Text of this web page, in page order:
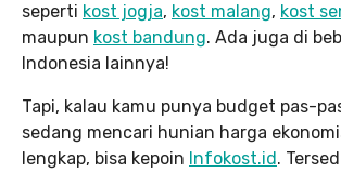
seperti kost jogja, kost malang, kost
maupun kost bandung. Ada juga di
Indonesia lainnya!
Tapi, kalau kamu punya budget pas-
sedang mencari hunian harga
lengkap, bisa kepoin Infokost.id.